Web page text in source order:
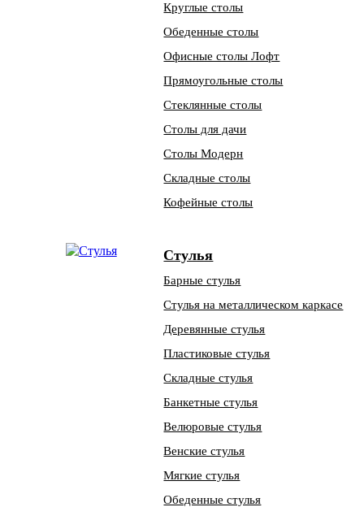
Круглые столы
Обеденные столы
Офисные столы Лофт
Прямоугольные столы
Стеклянные столы
Столы для дачи
Столы Модерн
Складные столы
Кофейные столы
Стулья
Барные стулья
Стулья на металлическом каркасе
Деревянные стулья
Пластиковые стулья
Складные стулья
Банкетные стулья
Велюровые стулья
Венские стулья
Мягкие стулья
Обеденные стулья